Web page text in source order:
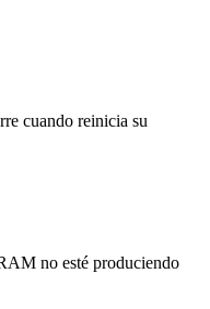
cuando reinicia su
no esté produciendo